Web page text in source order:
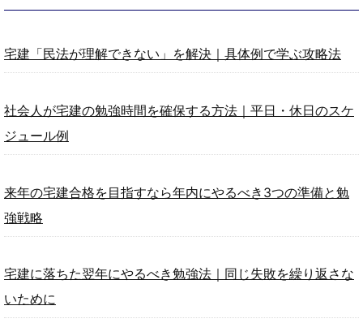
宅建「民法が理解できない」を解決｜具体例で学ぶ攻略法
社会人が宅建の勉強時間を確保する方法｜平日・休日のスケ
ジュール例
来年の宅建合格を目指すなら年内にやるべき3つの準備と勉
強戦略
宅建に落ちた翌年にやるべき勉強法｜同じ失敗を繰り返さな
いために